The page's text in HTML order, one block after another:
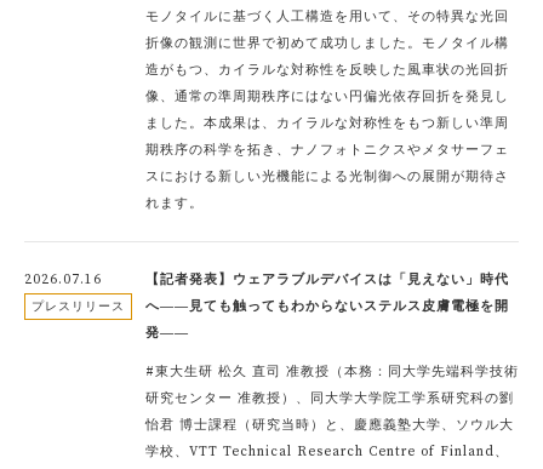
モノタイルに基づく人工構造を用いて、その特異な光回
折像の観測に世界で初めて成功しました。モノタイル構
造がもつ、カイラルな対称性を反映した風車状の光回折
像、通常の準周期秩序にはない円偏光依存回折を発見し
ました。本成果は、カイラルな対称性をもつ新しい準周
期秩序の科学を拓き、ナノフォトニクスやメタサーフェ
スにおける新しい光機能による光制御への展開が期待さ
れます。
2026.07.16
プレスリリース
【記者発表】ウェアラブルデバイスは「見えない」時代
へ――見ても触ってもわからないステルス皮膚電極を開
発――
#東大生研 松久 直司 准教授（本務：同大学先端科学技術
研究センター 准教授）、同大学大学院工学系研究科の劉
怡君 博士課程（研究当時）と、慶應義塾大学、ソウル大
学校、VTT Technical Research Centre of Finland、